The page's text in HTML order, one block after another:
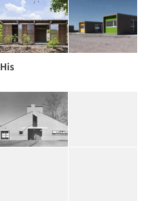
His